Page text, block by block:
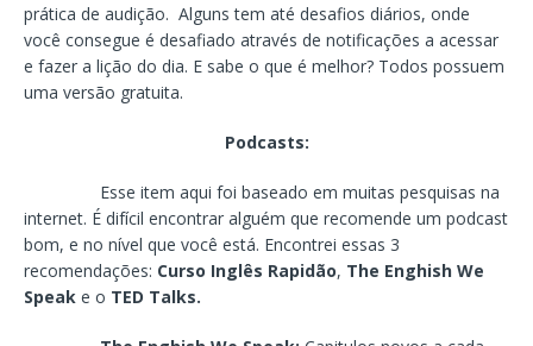
prática de audição. Alguns tem até desafios diários, onde
você consegue é desafiado através de notificações a acessar
e fazer a lição do dia. E sabe o que é melhor? Todos possuem
uma versão gratuita.
Podcasts:
Esse item aqui foi baseado em muitas pesquisas na
internet. É difícil encontrar alguém que recomende um podcast
bom, e no nível que você está. Encontrei essas 3
recomendações: Curso Inglês Rapidão, The Enghish We
Speak e o TED Talks.